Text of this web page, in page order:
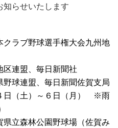
知らせいたします
ラブ野球選手権大会九州地
盟、毎日新聞社
連盟、毎日新聞佐賀支局
（土）～６日（月） ※雨
県立森林公園野球場（佐賀み